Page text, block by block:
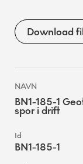
Download
BN1-185-1
spor i drift
BN1-185-1